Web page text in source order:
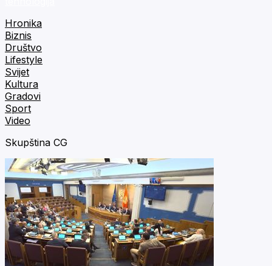
Hronika
Biznis
Društvo
Lifestyle
Svijet
Kultura
Gradovi
Sport
Video
Skupština CG